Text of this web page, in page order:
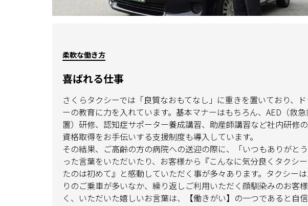
柔軟な働き方
喜ばれる仕事
さくらタクシーでは「良質なおもてなし」に重きを置いており、
ーの教育に力を入れています。基本マナーはもちろん、AED（救
置）研修、認知症サポーター養成講習、助産師講習など社内研修
資格取得をお手伝いする支援制度も導入しています。
その結果、ご高齢の方の病院への送迎の際に、「いつもありがと
った言葉をいただいたり、お客様から『こんなに気分良くタクシ
たのは初めて』と感動していただく事が多々あります。タクシー
りのご乗車が多いなか、繰り返しご利用いただく顔馴染みのお客
く、いただいた嬉しいお言葉は、【働きがい】の一つであると自